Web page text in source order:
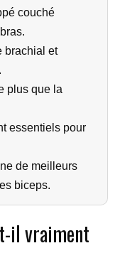
couché
brachial et
plus que la
essentiels pour
de meilleurs
biceps.
il vraiment